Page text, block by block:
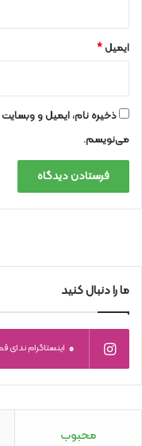
ایمیل*
ذخیره نام، ایمیل و
می‌نویسم.
ما را دنبال کنید
0 اینستاگرام ندای
محبوب